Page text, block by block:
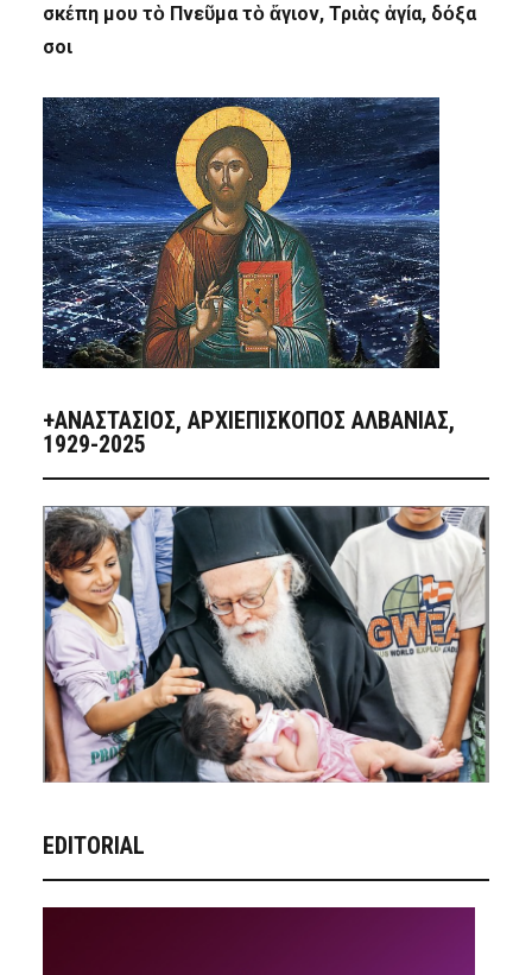
σκέπη μου τὸ Πνεῦμα τὸ ἅγιον, Τριὰς ἁγία, δόξα
σοι
+ΑΝΑΣΤΆΣΙΟΣ, ΑΡΧΙΕΠΊΣΚΟΠΟΣ ΑΛΒΑΝΊΑΣ,
1929-2025
EDITORIAL